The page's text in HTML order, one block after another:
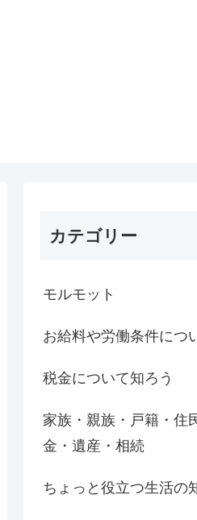
カテゴリー
モルモット
お給料や労働条件につ
税金について知ろう
家族・親族・戸籍・住
金・遺産・相続
ちょっと役立つ生活の